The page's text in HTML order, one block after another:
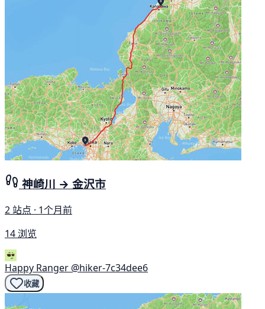
神崎川 → 金沢市
2 站点 · 1个月前
14 浏览
Happy Ranger @hiker-7c34dee6
收藏